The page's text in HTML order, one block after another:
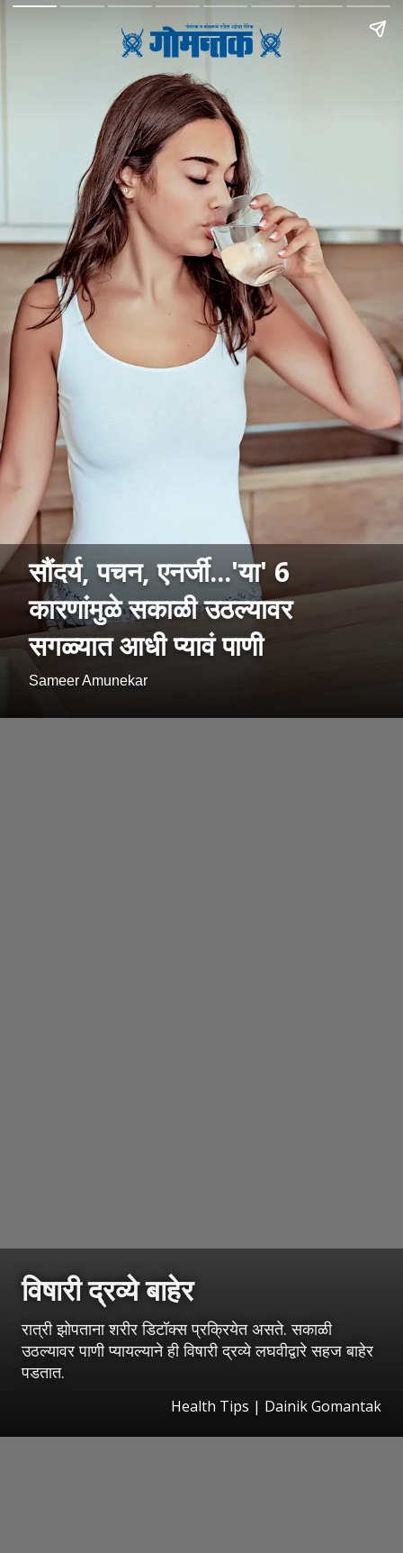
सौंदर्य, पचन, एनर्जी...'या' 6
कारणांमुळे सकाळी उठल्यावर
सगळ्यात आधी प्यावं पाणी
Sameer Amunekar
विषारी द्रव्ये बाहेर
रात्री झोपताना शरीर डिटॉक्स प्रक्रियेत असते. सकाळी
उठल्यावर पाणी प्यायल्याने ही विषारी द्रव्ये लघवीद्वारे सहज बाहेर
पडतात.
Health Tips | Dainik Gomantak